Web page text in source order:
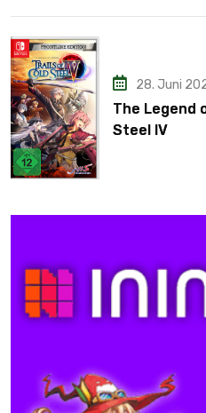
28. Juni
The Legend
Steel IV